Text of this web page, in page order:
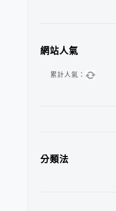
網站人氣
累計人氣：
分類法